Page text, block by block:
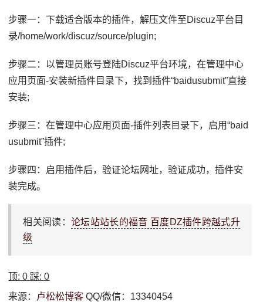
步骤一：下载适合版本的插件，解压文件至Discuz平台目
录/home/work/discuz/source/plugin;
步骤二：以管理员账号登陆Discuz平台环境，在管理中心
应用页面-安装新插件目录下，找到插件“baidusubmit”直接
安装;
步骤三：在管理中心应用页面-插件列表目录下，启用“baid
usubmit”插件;
步骤四：启用插件后，验证论坛网址，验证成功，插件安
装完成。
相关阅读：论坛站站长的福音 百度DZ插件跨越式升
级
顶:0 踩:0
来源： 卢松松博客 QQ/微信：13340454